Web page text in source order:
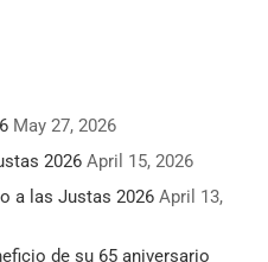
May 27, 2026
2026 April 15, 2026
a las Justas 2026 April 13,
de su 65 aniversario